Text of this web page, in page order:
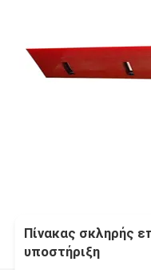
Πίνακας σκληρής
υποστήριξη